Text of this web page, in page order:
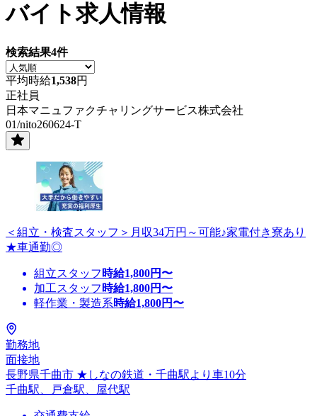
バイト求人情報
検索結果4件
平均時給1,538円
正社員
日本マニュファクチャリングサービス株式会社
01/nito260624-T
＜組立・検査スタッフ＞月収34万円～可能♪家電付き寮あり
★車通勤◎
組立スタッフ 時給1,800円〜
加工スタッフ 時給1,800円〜
軽作業・製造系時給1,800円〜
勤務地
面接地
長野県千曲市 ★しなの鉄道・千曲駅より車10分
千曲駅、戸倉駅、屋代駅